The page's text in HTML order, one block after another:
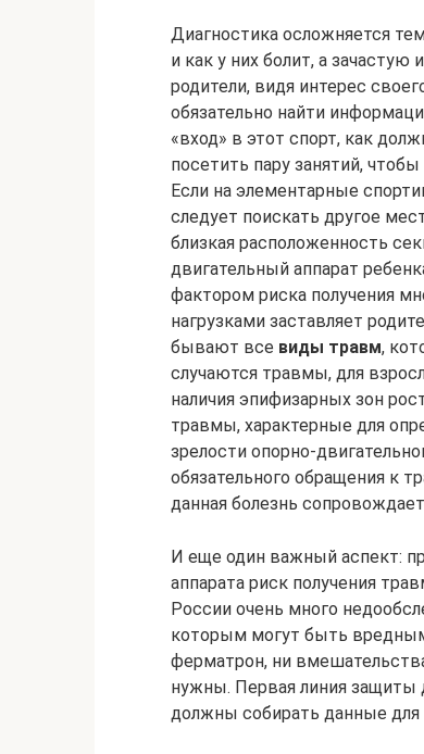
Диагностика осложняется
и как у них болит, а
родители, видя интерес
обязательно найти
«вход» в этот спорт, как
посетить пару занятий,
Если на элементарные
следует поискать другое
близкая расположенность
двигательный аппарат
фактором риска получения
нагрузками заставляет
бывают все виды травм,
случаются травмы, для
наличия эпифизарных зон
травмы, характерные для
зрелости опорно-
обязательного обращения к
данная болезнь
И еще один важный аспект:
аппарата риск получения
России очень много
которым могут быть
ферматрон, ни
нужны. Первая линия защиты
должны собирать данные для